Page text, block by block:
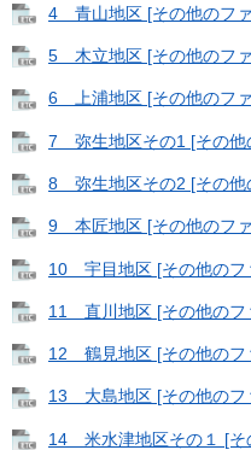
4 青山地区 [その他のフ
5 木立地区 [その他のフ
6 上浦地区 [その他のフ
7 弥生地区その1 [その他
8 弥生地区その2 [その他
9 本匠地区 [その他のフ
10 宇目地区 [その他のフ
11 直川地区 [その他のフ
12 鶴見地区 [その他のフ
13 大島地区 [その他のフ
14 米水津地区その１ [そ